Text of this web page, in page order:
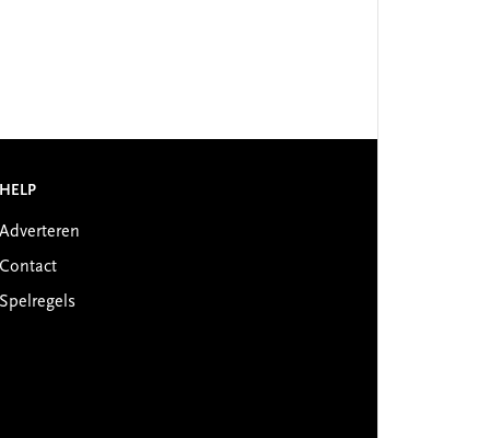
HELP
Adverteren
Contact
Spelregels